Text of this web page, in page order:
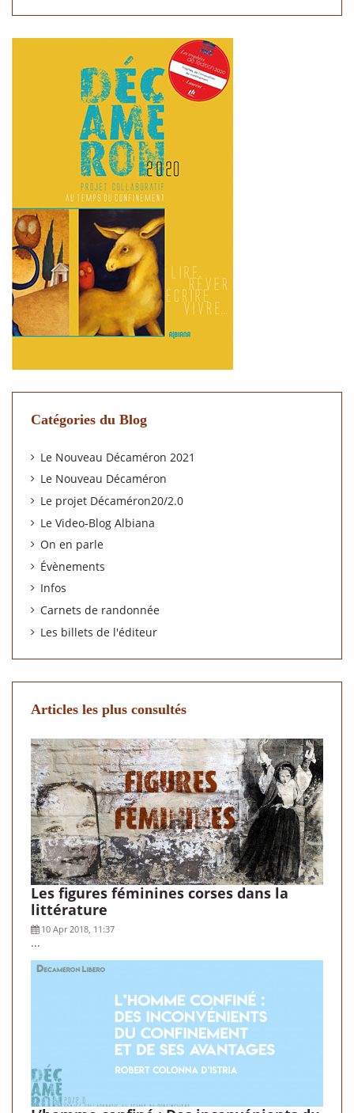
Catégories du Blog
Le Nouveau Décaméron 2021
Le Nouveau Décaméron
Le projet Décaméron20/2.0
Le Video-Blog Albiana
On en parle
Évènements
Infos
Carnets de randonnée
Les billets de l'éditeur
Articles les plus consultés
Les figures féminines corses dans la
littérature
10 Apr 2018, 11:37
...